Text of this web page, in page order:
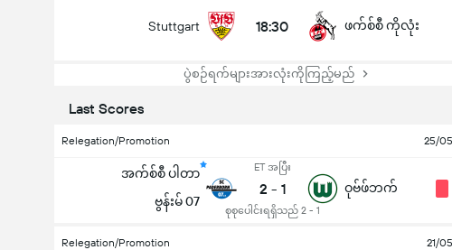
Stuttgart 18:30 ဖက်စ်စီ ကိုလုံး
ပွဲစဉ်ရက်များအားလုံးကိုကြည့်မည်
Last Scores
Relegation/Promotion 25/
အက်စ်စီ ပါတာ
ဗွန်းမ် 07
ET အပြီး
2 - 1
စုစုပေါင်းရရှိသည် 2 - 1
ဝုဗ်ဖ်ဘက်
Relegation/Promotion 21/